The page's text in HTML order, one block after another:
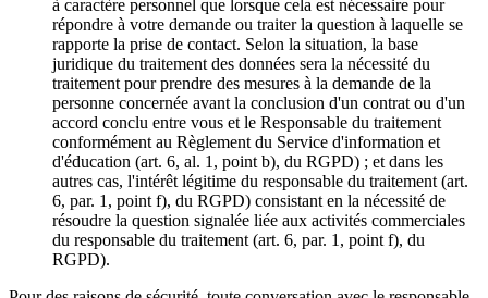
à caractère personnel que lorsque cela est nécessaire pour
répondre à votre demande ou traiter la question à laquelle se
rapporte la prise de contact. Selon la situation, la base
juridique du traitement des données sera la nécessité du
traitement pour prendre des mesures à la demande de la
personne concernée avant la conclusion d'un contrat ou d'un
accord conclu entre vous et le Responsable du traitement
conformément au Règlement du Service d'information et
d'éducation (art. 6, al. 1, point b), du RGPD) ; et dans les
autres cas, l'intérêt légitime du responsable du traitement (art.
6, par. 1, point f), du RGPD) consistant en la nécessité de
résoudre la question signalée liée aux activités commerciales
du responsable du traitement (art. 6, par. 1, point f), du
RGPD).